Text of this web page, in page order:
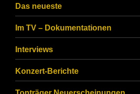
CAPTCHA
ensure
that
you
are
Das neueste
Im TV – Dokumentationen
Interviews
Konzert-Berichte